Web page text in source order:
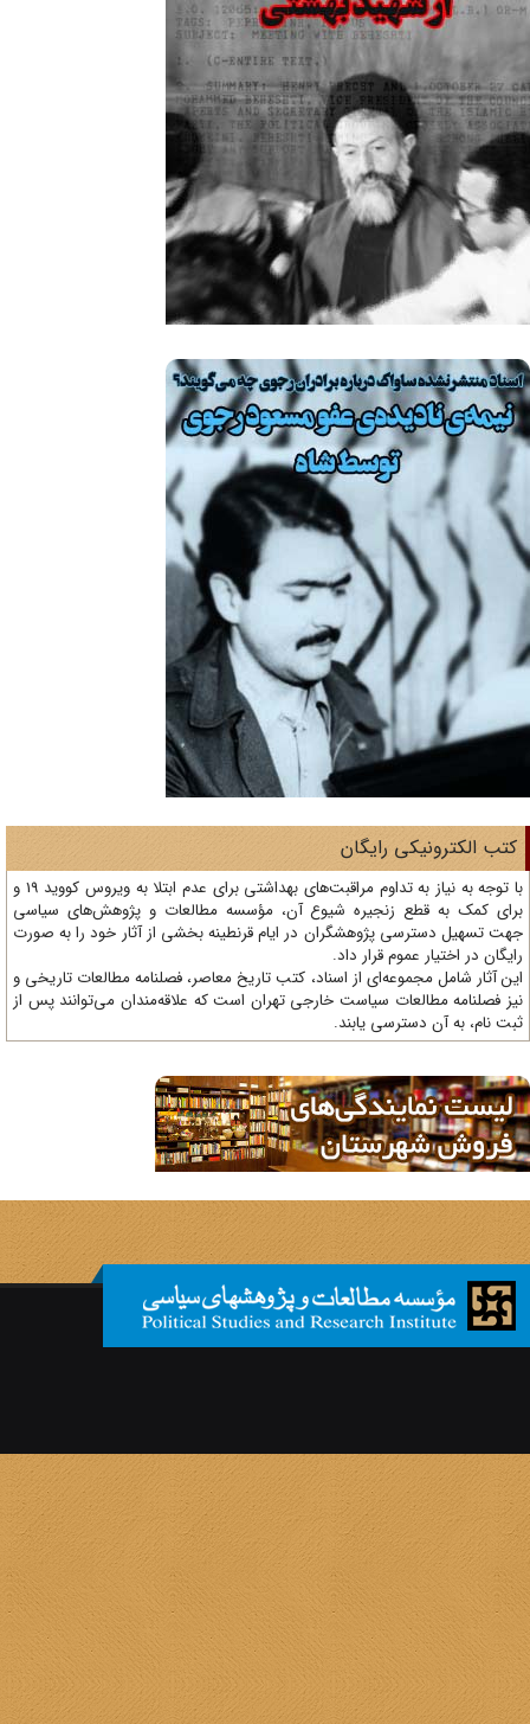
الکترونیکی رایگان
با توجه به نیاز به تداوم مراقبت‌های بهداشتی برای عدم ابتلا به ویروس کووید 19 و
کمک به قطع زنجیره شیوع آن، مؤسسه مطالعات و پژوهش‌های سیاسی
تسهیل دسترسی پژوهشگران در ایام قرنطینه بخشی از آثار خود را به صورت
در اختیار عموم قرار داد.
آثار شامل مجموعه‌ای از اسناد، کتب تاریخ معاصر، فصلنامه‌ مطالعات تاریخی و
فصلنامه مطالعات سیاست خارجی تهران است که علاقه‌مندان می‌توانند پس از
نام، به آن دسترسی یابند.